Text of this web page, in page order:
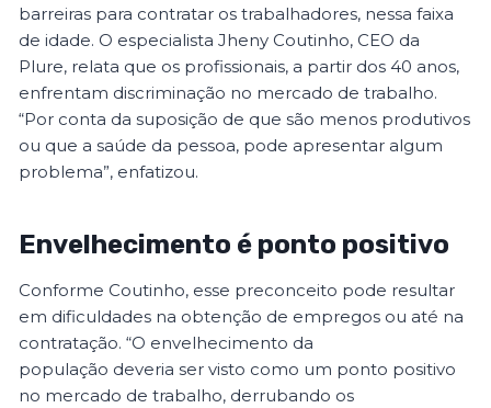
barreiras para contratar os trabalhadores, nessa faixa
de idade. O especialista Jheny Coutinho, CEO da
Plure, relata que os profissionais, a partir dos 40 anos,
enfrentam discriminação no mercado de trabalho.
“Por conta da suposição de que são menos produtivos
ou que a saúde da pessoa, pode apresentar algum
problema”, enfatizou.
Envelhecimento é ponto positivo
Conforme Coutinho, esse preconceito pode resultar
em dificuldades na obtenção de empregos ou até na
contratação. “O envelhecimento da
população deveria ser visto como um ponto positivo
no mercado de trabalho, derrubando os